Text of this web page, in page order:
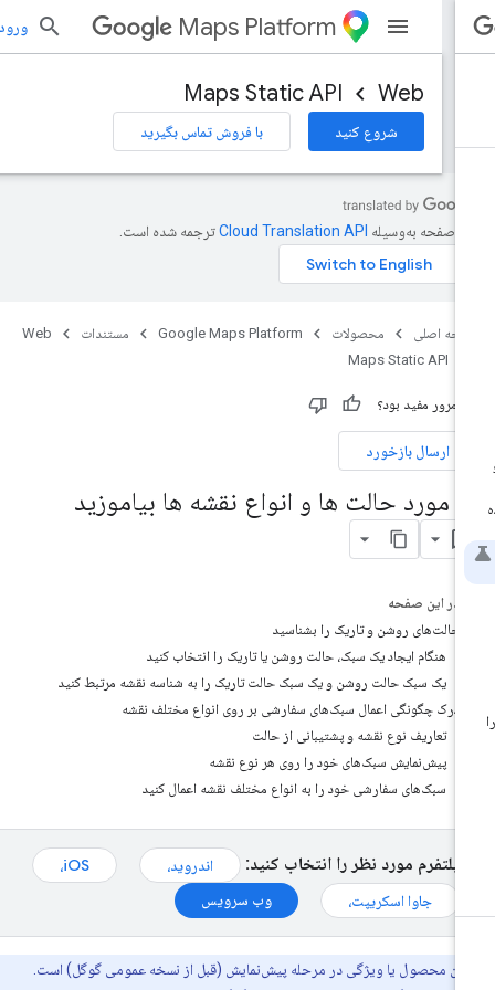
Maps Platform ورود به
Web
Maps Static API
شروع کنید با فروش تماس بگیرید
صفحه به‌وسیله ترجمه شده است.
اصلی محصولات Google Maps Platform مستندات
Web
Maps Static API
مرور مفید بود؟
ارسال بازخورد
مورد حالت ها و انواع نقشه ها بیاموزید
در این صفحه
حالت‌های روشن و تاریک را بشناسید
هنگام ایجاد یک سبک، حالت روشن یا تاریک را انتخاب کنید
یک سبک حالت روشن و یک سبک حالت تاریک را به شناسه نقشه مرتبط کنید
درک چگونگی اعمال سبک‌های سفارشی بر روی انواع مختلف نقشه
تعاریف نوع نقشه و پشتیبانی از حالت
پیش‌نمایش سبک‌های خود را روی هر نوع نقشه
سبک‌های سفارشی خود را به انواع مختلف نقشه اعمال کنید
پلتفرم مورد نظر را انتخاب کنید: اندروید،
iOS،
جاوا اسکریپت،
وب سرویس
این محصول یا ویژگی در مرحله پیش‌نمایش (قبل از نسخه عمومی گوگل) است.